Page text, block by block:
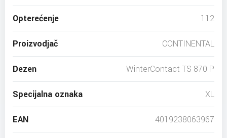
Opterećenje 112
Proizvodjač CONTINENTAL
Dezen WinterContact TS 870 P
Specijalna oznaka XL
EAN 4019238063967